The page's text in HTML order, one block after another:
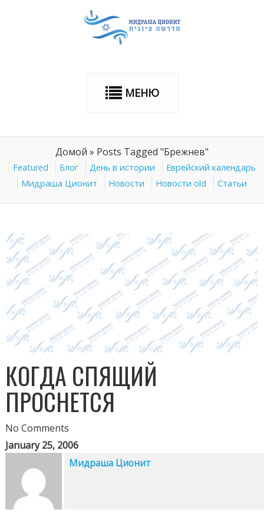
МЕНЮ
Домой » Posts Tagged "Брежнев"
Featured Блог День в истории
Еврейский календарь
Мидраша Ционит
Новости Новости old Статьи
КОГДА СПЯЩИЙ
ПРОСНЕТСЯ
No Comments
January 25, 2006
Мидраша Ционит